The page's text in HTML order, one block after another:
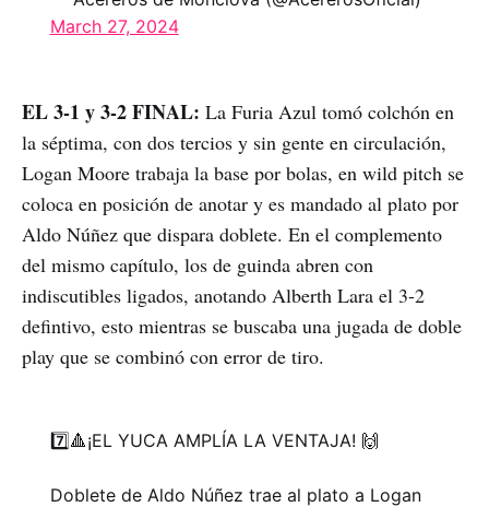
March 27, 2024
EL 3-1 y 3-2 FINAL: La Furia Azul tomó colchón en
la séptima, con dos tercios y sin gente en circulación,
Logan Moore trabaja la base por bolas, en wild pitch se
coloca en posición de anotar y es mandado al plato por
Aldo Núñez que dispara doblete. En el complemento
del mismo capítulo, los de guinda abren con
indiscutibles ligados, anotando Alberth Lara el 3-2
defintivo, esto mientras se buscaba una jugada de doble
play que se combinó con error de tiro.
7️⃣🔺¡EL YUCA AMPLÍA LA VENTAJA! 🙌
Doblete de Aldo Núñez trae al plato a Logan